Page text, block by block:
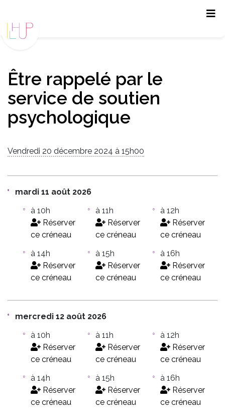
Être rappelé par le
service de soutien
psychologique
Vendredi 20 décembre 2024 à 15h00
mardi 11 août 2026
à 10h
Réserver
ce créneau
à 11h
Réserver
ce créneau
à 12h
Réserver
ce créneau
à 14h
Réserver
ce créneau
à 15h
Réserver
ce créneau
à 16h
Réserver
ce créneau
mercredi 12 août 2026
à 10h
Réserver
ce créneau
à 11h
Réserver
ce créneau
à 12h
Réserver
ce créneau
à 14h
Réserver
ce créneau
à 15h
Réserver
ce créneau
à 16h
Réserver
ce créneau